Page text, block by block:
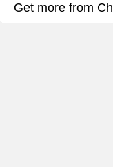
Get more from